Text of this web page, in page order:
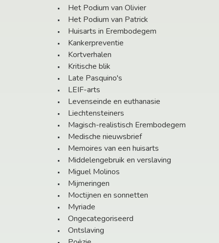
Het Podium van Olivier
Het Podium van Patrick
Huisarts in Erembodegem
Kankerpreventie
Kortverhalen
Kritische blik
Late Pasquino's
LEIF-arts
Levenseinde en euthanasie
Liechtensteiners
Magisch-realistisch Erembodegem
Medische nieuwsbrief
Memoires van een huisarts
Middelengebruik en verslaving
Miguel Molinos
Mijmeringen
Moctijnen en sonnetten
Myriade
Ongecategoriseerd
Ontslaving